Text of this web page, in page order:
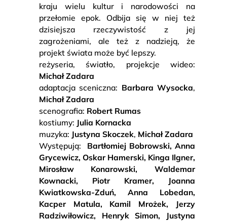
kraju wielu kultur i narodowości na
przełomie epok. Odbija się w niej też
dzisiejsza rzeczywistość z jej
zagrożeniami, ale też z nadzieją, że
projekt świata może być lepszy.
reżyseria, światło, projekcje wideo:
Michał Zadara
adaptacja sceniczna: Barbara Wysocka,
Michał Zadara
scenografia: Robert Rumas
kostiumy: Julia Kornacka
muzyka: Justyna Skoczek, Michał Zadara
Występują: Bartłomiej Bobrowski, Anna
Grycewicz, Oskar Hamerski, Kinga Ilgner,
Mirosław Konarowski, Waldemar
Kownacki, Piotr Kramer, Joanna
Kwiatkowska-Zduń, Anna Lobedan,
Kacper Matula, Kamil Mrożek, Jerzy
Radziwiłowicz, Henryk Simon, Justyna